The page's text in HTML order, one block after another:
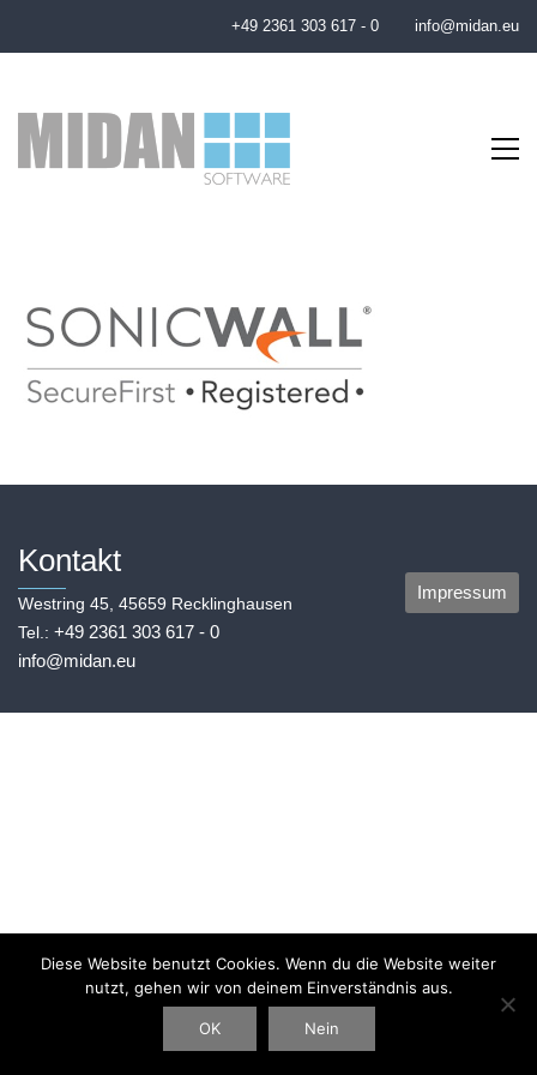
+49 2361 303 617 - 0 info@midan.eu
Impressum
Kontakt
Westring 45, 45659 Recklinghausen
Tel.: +49 2361 303 617 - 0
info@midan.eu
Diese Website benutzt Cookies. Wenn du die Website weiter
nutzt, gehen wir von deinem Einverständnis aus.
OK Nein